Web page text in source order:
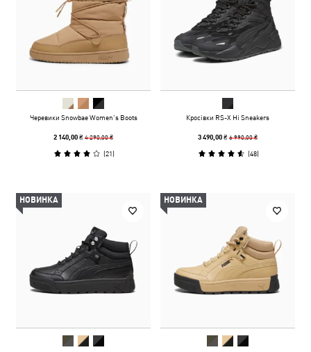
Черевики Snowbae Women’s Boots
2 140,00 ₴4 290,00 ₴
(21)
Кросівки RS-X Hi Sneakers
3 490,00 ₴6 990,00 ₴
(48)
НОВИНКА НОВИНКА